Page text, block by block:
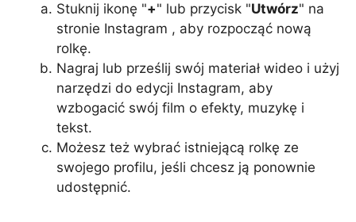
Stuknij ikonę "+" lub przycisk "Utwórz" na
stronie Instagram , aby rozpocząć nową
rolkę.
Nagraj lub prześlij swój materiał wideo i użyj
narzędzi do edycji Instagram, aby
wzbogacić swój film o efekty, muzykę i
tekst.
Możesz też wybrać istniejącą rolkę ze
swojego profilu, jeśli chcesz ją ponownie
udostępnić.